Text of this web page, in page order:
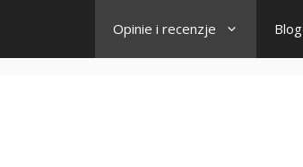
Opinie i recenzje Blog